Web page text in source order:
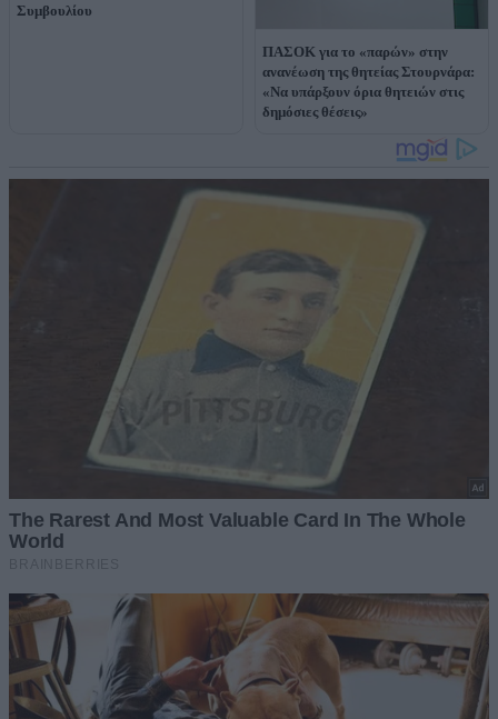
Συμβουλίου
ΠΑΣΟΚ για το «παρών» στην
ανανέωση της θητείας Στουρνάρα:
«Να υπάρξουν όρια θητειών στις
δημόσιες θέσεις»